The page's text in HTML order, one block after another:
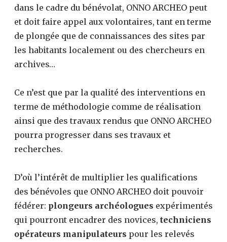
dans le cadre du bénévolat, ONNO ARCHEO peut
et doit faire appel aux volontaires, tant en terme
de plongée que de connaissances des sites par
les habitants localement ou des chercheurs en
archives…
Ce n’est que par la qualité des interventions en
terme de méthodologie comme de réalisation
ainsi que des travaux rendus que ONNO ARCHEO
pourra progresser dans ses travaux et
recherches.
D’où l’intérêt de multiplier les qualifications
des bénévoles que ONNO ARCHEO doit pouvoir
fédérer: plongeurs archéologues expérimentés
qui pourront encadrer des novices, techniciens
opérateurs manipulateurs pour les relevés